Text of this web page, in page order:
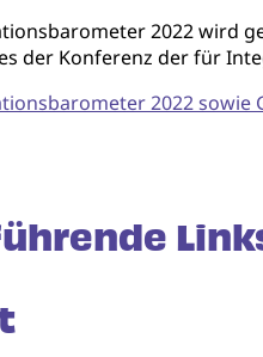
2022 wird
der Konferenz der für
2022